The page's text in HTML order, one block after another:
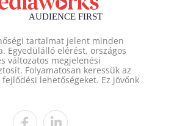
tartalmat jelent minden
Egyedülálló elérést, országos
változatos megjelenési
Folyamatosan keressük az
lehetőségeket. Ez jövőnk